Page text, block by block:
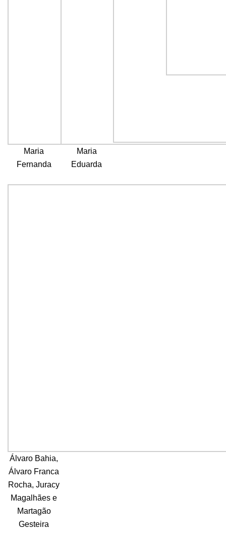
Maria
Fernanda
Maria
Eduarda
Álvaro Bahia,
Álvaro Franca
Rocha, Juracy
Magalhães e
Martagão
Gesteira